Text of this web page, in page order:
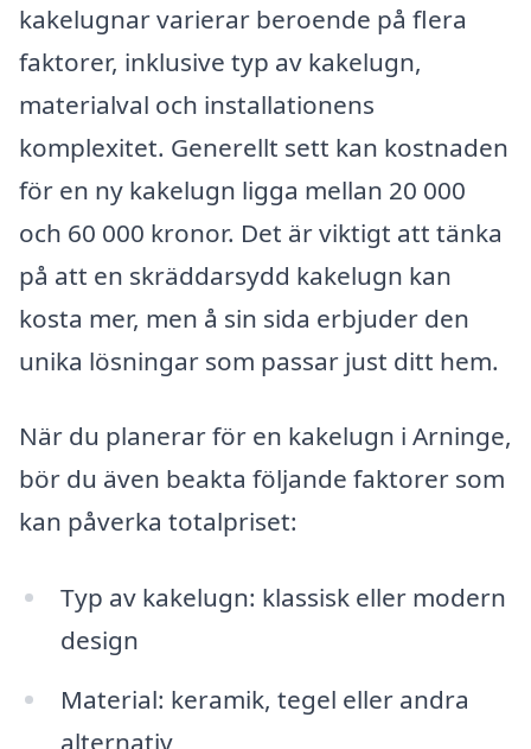
kakelugnar varierar beroende på flera
faktorer, inklusive typ av kakelugn,
materialval och installationens
komplexitet. Generellt sett kan kostnaden
för en ny kakelugn ligga mellan 20 000
och 60 000 kronor. Det är viktigt att tänka
på att en skräddarsydd kakelugn kan
kosta mer, men å sin sida erbjuder den
unika lösningar som passar just ditt hem.
När du planerar för en kakelugn i Arninge,
bör du även beakta följande faktorer som
kan påverka totalpriset:
Typ av kakelugn: klassisk eller modern
design
Material: keramik, tegel eller andra
alternativ